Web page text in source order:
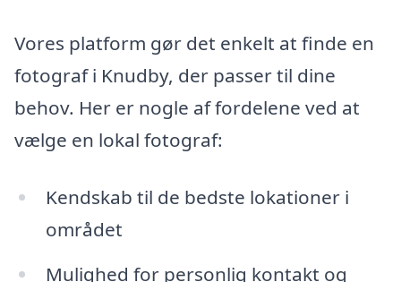
Vores platform gør det enkelt at finde en
fotograf i Knudby, der passer til dine
behov. Her er nogle af fordelene ved at
vælge en lokal fotograf:
Kendskab til de bedste lokationer i
området
Mulighed for personlig kontakt og